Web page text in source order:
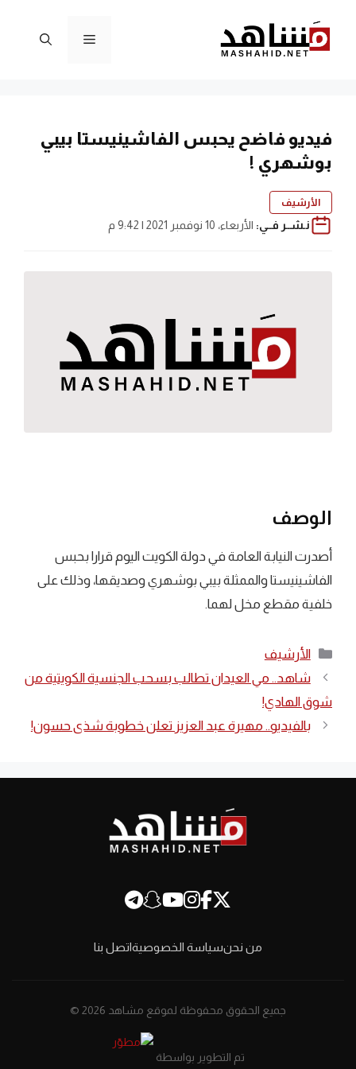
المحتوى
القائمة
فيديو فاضح يحبس الفاشينيستا بيبي
بوشهري !
الأرشيف
نـشــر فــي: الأربعاء، 10 نوفمبر 2021 | 9:42 م
الوصف
أصدرت النيابة العامة في دولة الكويت اليوم قرارا بحبس
الفاشينيستا والممثلة بيبي بوشهري وصديقها، وذلك على
خلفية مقطع مخل لهما.
التصنيفات
الأرشيف
شاهد.. مي العيدان تطالب بسحب الجنسية الكويتية من
شوق الهادي!
بالفيديو.. مهيرة عبد العزيز تعلن خطوبة شذى حسون!
من نحنسياسة الخصوصيةاتصل بنا
جميع الحقوق محفوظة لموقع مشاهد 2026 ©
تم التطوير بواسطة